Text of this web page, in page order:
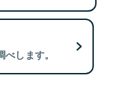
します。